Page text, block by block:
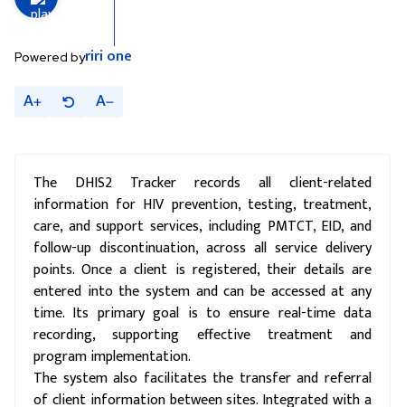
Powered by riri one
A A
The DHIS2 Tracker records all client-related
information for HIV prevention, testing, treatment,
care, and support services, including PMTCT, EID, and
follow-up discontinuation, across all service delivery
points. Once a client is registered, their details are
entered into the system and can be accessed at any
time. Its primary goal is to ensure real-time data
recording, supporting effective treatment and
program implementation.
The system also facilitates the transfer and referral
of client information between sites. Integrated with a